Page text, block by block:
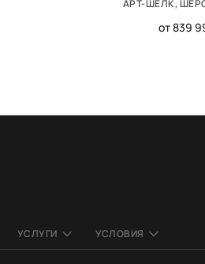
АРТ-ШЁЛК,
от 839
УСЛУГИ УСЛОВИЯ